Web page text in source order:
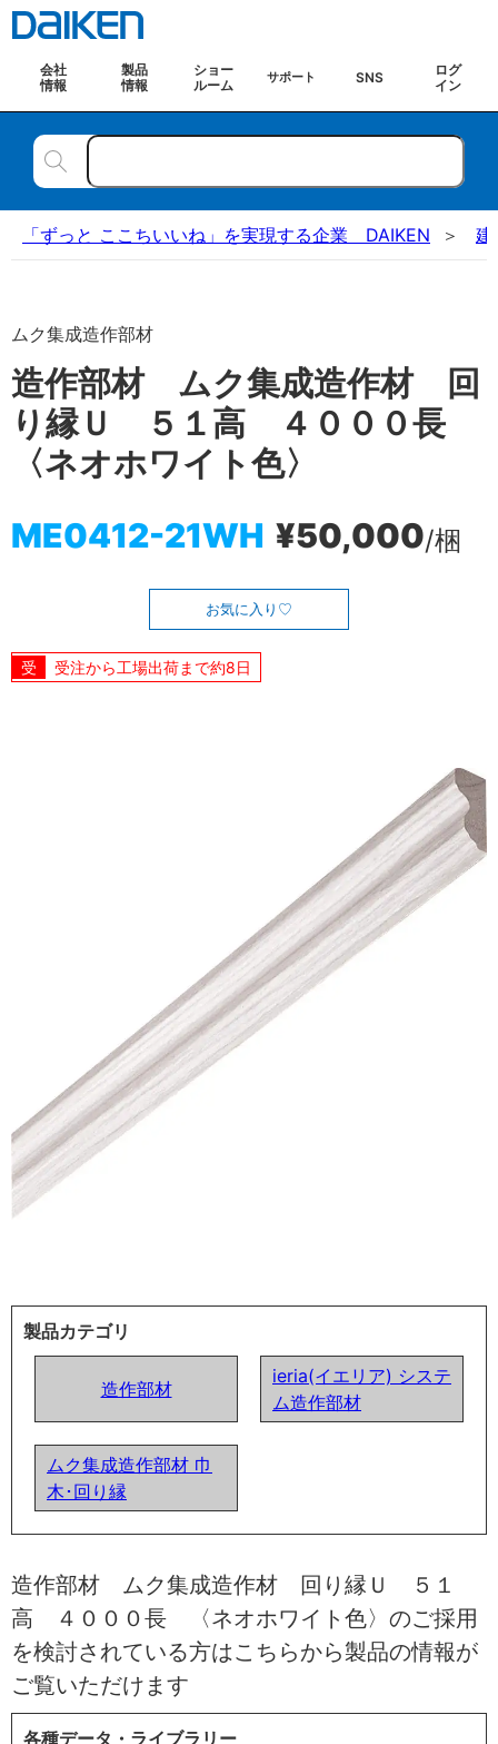
会社
情報
製品
情報
ショー
ルーム
サポート SNS
ログ
イン
「ずっと ここちいいね」を実現する企業 DAIKEN 建
ムク集成造作部材
造作部材 ムク集成造作材 回
り縁Ｕ ５１高 ４０００長
〈ネオホワイト色〉
ME0412-21WH ¥50,000/梱
お気に入り
受注から工場出荷まで約8日
製品カテゴリ
造作部材
ieria(イエリア) システ
ム造作部材
ムク集成造作部材 巾
木･回り縁
造作部材 ムク集成造作材 回り縁Ｕ ５１
高 ４０００長 〈ネオホワイト色〉のご採用
を検討されている方はこちらから製品の情報が
ご覧いただけます
各種データ・ライブラリー